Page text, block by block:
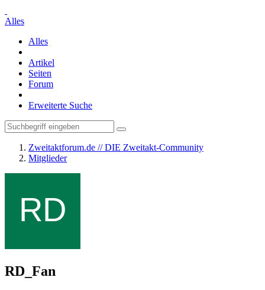
Alles
Alles
Artikel
Seiten
Forum
Erweiterte Suche
Zweitaktforum.de // DIE Zweitakt-Community
Mitglieder
RD_Fan